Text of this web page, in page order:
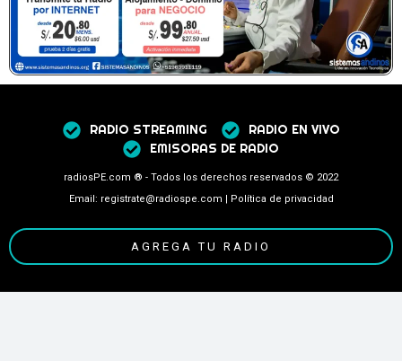
RADIO STREAMING
RADIO EN VIVO
EMISORAS DE RADIO
radiosPE.com ® - Todos los derechos reservados © 2022
Email: registrate@radiospe.com | Política de privacidad
AGREGA TU RADIO